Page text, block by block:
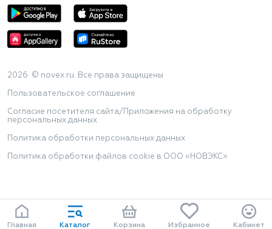
2026 © novex.ru. Все права защищены
Пользовательское соглашение
Согласие посетителя сайта/Приложения на обработку
персональных данных
Политика обработки персональных данных
Политика обработки файлов cookie в ООО «НОВЭКС»
Главная Каталог Корзина Избранное Кабинет